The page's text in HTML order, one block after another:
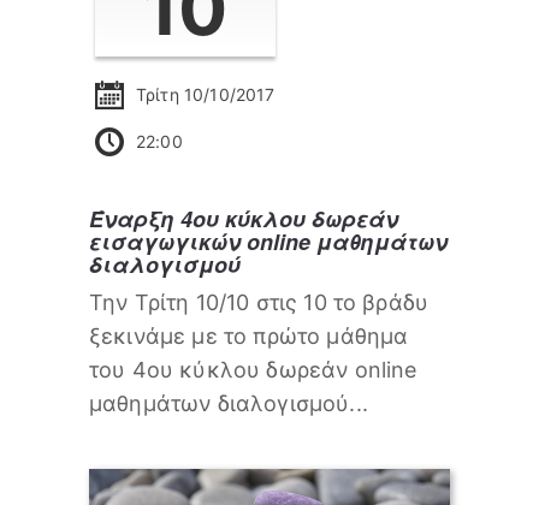
Τρίτη 10/10/2017
22:00
Έναρξη 4ου κύκλου δωρεάν
εισαγωγικών online μαθημάτων
διαλογισμού
Την Τρίτη 10/10 στις 10 το βράδυ
ξεκινάμε με το πρώτο μάθημα
του 4ου κύκλου δωρεάν online
μαθημάτων διαλογισμού...